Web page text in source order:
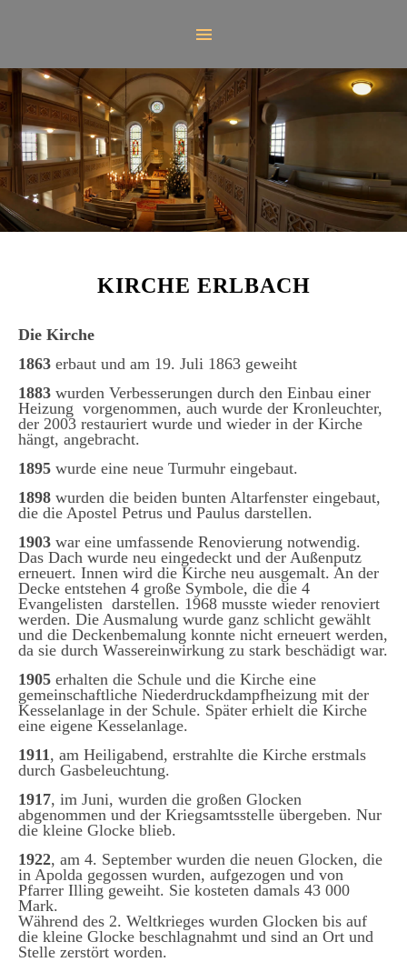
KIRCHE ERLBACH
Die Kirche
1863 erbaut und am 19. Juli 1863 geweiht
1883 wurden Verbesserungen durch den Einbau einer
Heizung vorgenommen, auch wurde der Kronleuchter,
der 2003 restauriert wurde und wieder in der Kirche
hängt, angebracht.
1895 wurde eine neue Turmuhr eingebaut.
1898 wurden die beiden bunten Altarfenster eingebaut,
die die Apostel Petrus und Paulus darstellen.
1903 war eine umfassende Renovierung notwendig.
Das Dach wurde neu eingedeckt und der Außenputz
erneuert. Innen wird die Kirche neu ausgemalt. An der
Decke entstehen 4 große Symbole, die die 4
Evangelisten darstellen. 1968 musste wieder renoviert
werden. Die Ausmalung wurde ganz schlicht gewählt
und die Deckenbemalung konnte nicht erneuert werden,
da sie durch Wassereinwirkung zu stark beschädigt war.
1905 erhalten die Schule und die Kirche eine
gemeinschaftliche Niederdruckdampfheizung mit der
Kesselanlage in der Schule. Später erhielt die Kirche
eine eigene Kesselanlage.
1911, am Heiligabend, erstrahlte die Kirche erstmals
durch Gasbeleuchtung.
1917, im Juni, wurden die großen Glocken
abgenommen und der Kriegsamtsstelle übergeben. Nur
die kleine Glocke blieb.
1922, am 4. September wurden die neuen Glocken, die
in Apolda gegossen wurden, aufgezogen und von
Pfarrer Illing geweiht. Sie kosteten damals 43 000
Mark.
Während des 2. Weltkrieges wurden Glocken bis auf
die kleine Glocke beschlagnahmt und sind an Ort und
Stelle zerstört worden.